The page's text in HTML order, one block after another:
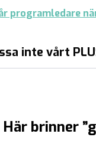
programledare
inte vårt
Här brinner